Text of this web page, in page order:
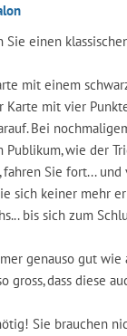
Sie einen
mit einem
mit vier
Bei
wie der
Sie fort...
sich keiner mehr
bis sich zum
genauso gut
gross, dass diese
Sie brauchen